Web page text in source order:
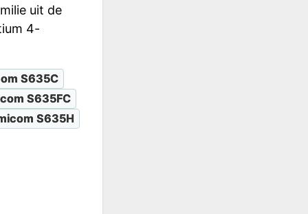
uit de
4-
S635C
S635FC
S635H